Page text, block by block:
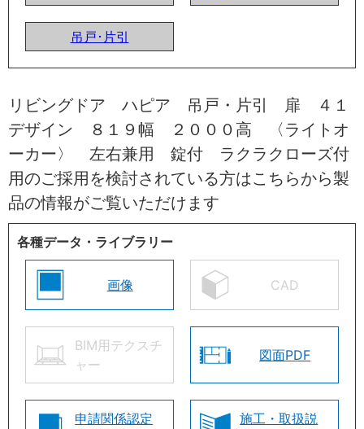
吊戸･片引
リビングドア ハピア 吊戸・片引 扉 ４１
デザイン ８１９幅 ２０００高 〈ライトオ
ーカー〉 左右兼用 錠付 ラクラクローズ付
用のご採用を検討されている方はこちらから製
品の情報がご覧いただけます
各種データ・ライブラリー
画像 CAD
BIM用テクスチ
ャー
図面PDF
申請関係認定
施工・取扱説